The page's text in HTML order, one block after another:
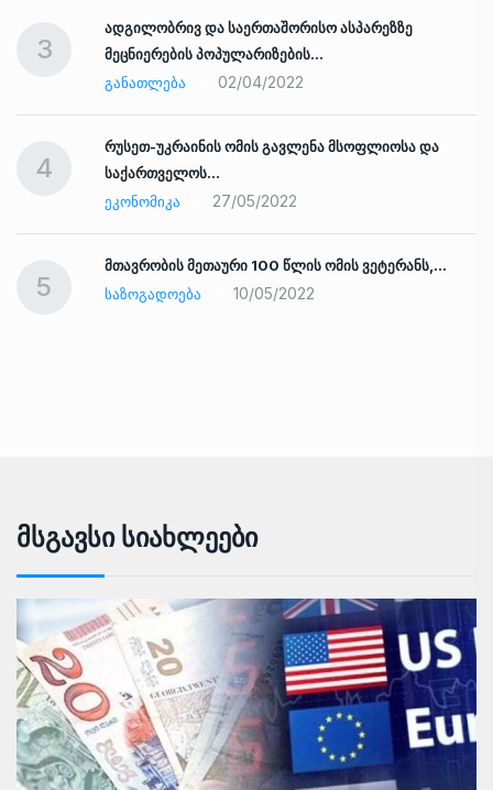
3
ადგილობრივ და საერთაშორისო ასპარეზზე
მეცნიერების პოპულარიზების…
ᲒᲐᲜᲐᲗᲚᲔᲑᲐ
02/04/2022
4
რუსეთ-უკრაინის ომის გავლენა მსოფლიოსა და
საქართველოს…
ᲔᲙᲝᲜᲝᲛᲘᲙᲐ
27/05/2022
5
მთავრობის მეთაური 100 წლის ომის ვეტერანს,…
ᲡᲐᲖᲝᲒᲐᲓᲝᲔᲑᲐ
10/05/2022
Მსგავსი Სიახლეები